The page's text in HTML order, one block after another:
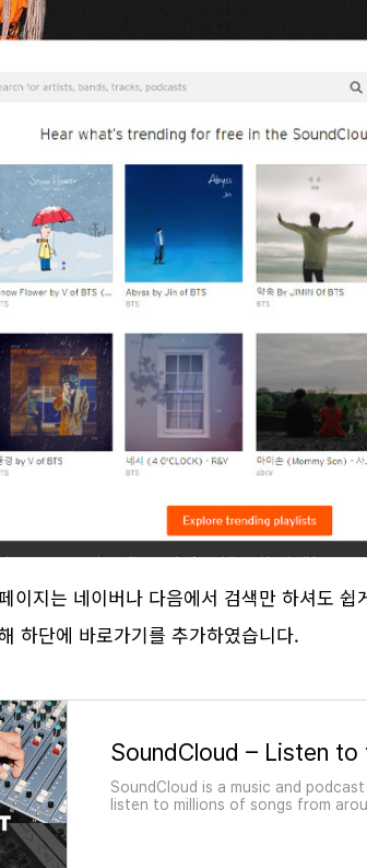
이지는 네이버나 다음에서 검색만 하셔도
하단에 바로가기를 추가하였습니다.
SoundCloud is a music and
listen to millions of songs from